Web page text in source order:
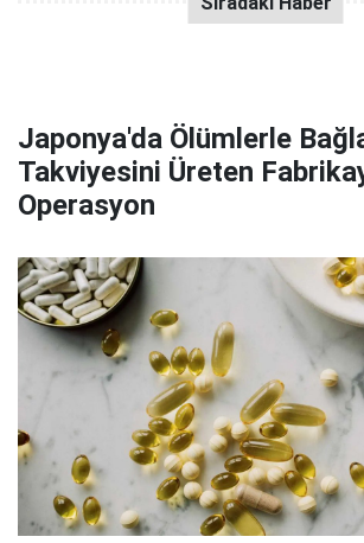
Japonya'da Ölümlerle
Takviyesini Üreten
Operasyon